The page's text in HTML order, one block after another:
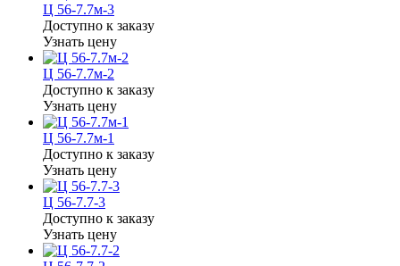
Ц 56-7.7м-3
Доступно к заказу
Узнать цену
Ц 56-7.7м-2
Доступно к заказу
Узнать цену
Ц 56-7.7м-1
Доступно к заказу
Узнать цену
Ц 56-7.7-3
Доступно к заказу
Узнать цену